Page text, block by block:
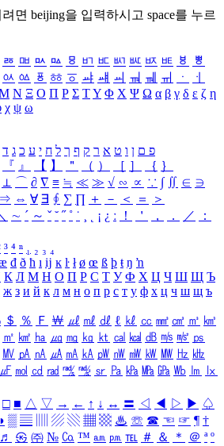
면 beijing을 입력하시고 space를 누르
ㅭ ㅮ ㅯ ㅰ ㅱ ㅲ ㅳ ㅴ ㅵ ㅶ ㅷ ㅸ
ㅹ
ㆂ ㆃ ㆄ ㆅ ㆆ ㆇ ㆈ ㆉ ㆊ ㆋ ㆌ ㆍ
ㆎ
Ν Ξ Ο Π Ρ Σ ΤΥ Φ Χ Ψ Ω α β γ δ ε ζ η
χ ψ ω
פ ם ן ו ט א ר ק ף ך ל ח י ע כ ג ד
『 』 【 】 ＂ （ ） ［ ］ ｛ ｝
⊥ ⌒ ∂ ∇ ≡ ≒ ≪ ≫ √ ∽ ∝ ∵ ∫ ∬ ∈ ∋
⇒ ⇔ ∀ ∃ ∮ ∑ ∏ ＋ － ＜ ＝
＞
∼ ´ ～ ˇ ˘ ˝ ˚ ˙ ¸ ¡ ¿ ː ！ ＇ ， ． ／
：
³ ⁴ ⁿ ₁ ₂ ₃ ₄
đ ð ħ ı ĳ ĸ ŀ ł ø œ ß þ ŧ ŋ ŉ
К Л М Н О П Р С Т У Ф Х Ц Ч Ш Щ Ъ
ж з и й к л м н о п р с т у ф х ц ч ш щ ъ
＄ ％ Ｆ ￦ ㎕ ㎖ ㎗ ℓ ㎘ ㏄ ㎣ ㎤ ㎥ ㎦
㎡ ㎢ ㏊ ㎍ ㎎ ㎏ ㏏ ㎈ ㎉ ㏈ ㎧ ㎨ ㎰
㎹ ㎀ ㎁ ㎂ ㎃ ㎄ ㎺ ㎻ ㎽ ㎾ ㎿ ㎐ ㎑
㎌ ㏖ ㏅ ㎭ ㎮ ㎯ ㏛ ㎩ ㎪ ㎫ ㎬ ㏝ ㏐
㏓
□ ■ △ ▽ → ← ↑ ↓ ↔ 〓 ◁ ◀ ▷ ▶ ♤
◑ ▒ ▤ ▨ ▧ ▦ ▩ ♨ ☏ ☎ ☜ ☞ ¶ †
♬ ㉿ ㈜ № ㏇ ™ ㏂ ㏘ ℡ ＃ ＆ ＊ ＠ ª º